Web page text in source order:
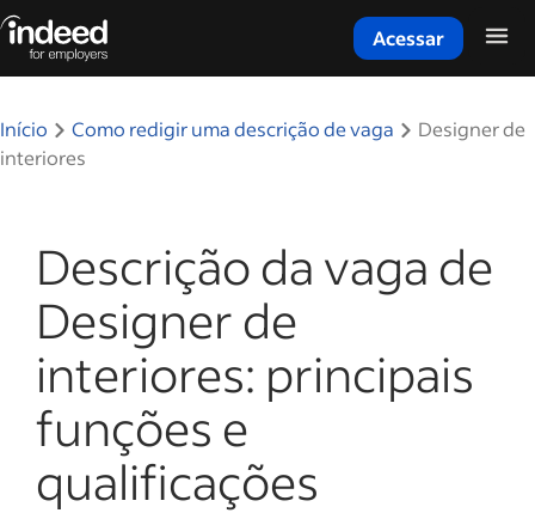
Acessar
Início
Como redigir uma descrição de vaga
Designer de
interiores
Descrição da vaga de
Designer de
interiores: principais
funções e
qualificações